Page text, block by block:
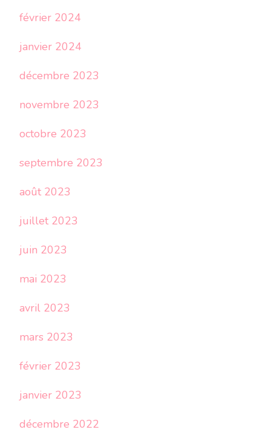
février 2024
janvier 2024
décembre 2023
novembre 2023
octobre 2023
septembre 2023
août 2023
juillet 2023
juin 2023
mai 2023
avril 2023
mars 2023
février 2023
janvier 2023
décembre 2022